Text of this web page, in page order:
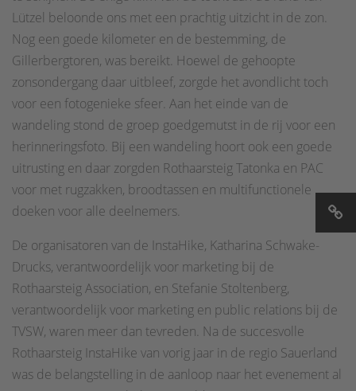
Lützel beloonde ons met een prachtig uitzicht in de zon.
Nog een goede kilometer en de bestemming, de
Gillerbergtoren, was bereikt. Hoewel de gehoopte
zonsondergang daar uitbleef, zorgde het avondlicht toch
voor een fotogenieke sfeer. Aan het einde van de
wandeling stond de groep goedgemutst in de rij voor een
herinneringsfoto. Bij een wandeling hoort ook een goede
uitrusting en daar zorgden Rothaarsteig Tatonka en PAC
voor met rugzakken, broodtassen en multifunctionele
doeken voor alle deelnemers.
De organisatoren van de InstaHike, Katharina Schwake-
Drucks, verantwoordelijk voor marketing bij de
Rothaarsteig Association, en Stefanie Stoltenberg,
verantwoordelijk voor marketing en public relations bij de
TVSW, waren meer dan tevreden. Na de succesvolle
Rothaarsteig InstaHike van vorig jaar in de regio Sauerland
was de belangstelling in de aanloop naar het evenement al